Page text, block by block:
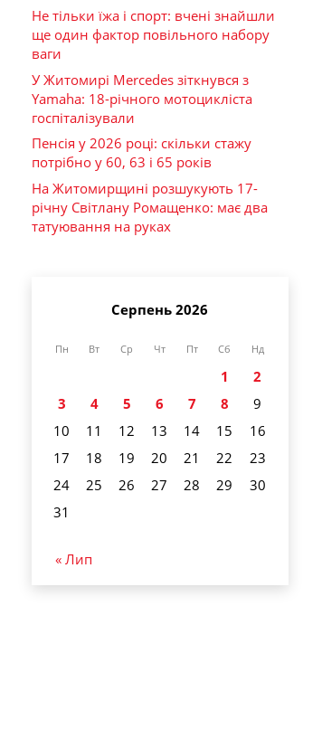
Не тільки їжа і спорт: вчені знайшли
ще один фактор повільного набору
ваги
У Житомирі Mercedes зіткнувся з
Yamaha: 18-річного мотоцикліста
госпіталізували
Пенсія у 2026 році: скільки стажу
потрібно у 60, 63 і 65 років
На Житомирщині розшукують 17-
річну Світлану Ромащенко: має два
татуювання на руках
Серпень 2026
Пн Вт Ср Чт Пт Сб Нд
1
2
3
4 5 6 7 8
9
10
11 12 13 14 15
16
17
18 19 20 21 22
23
24
25 26 27 28 29
30
31
« Лип